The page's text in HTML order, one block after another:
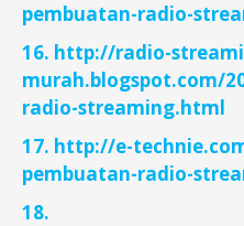
pembuatan-radio-
16. http://radio-
murah.blogspot.com/
radio-streaming.html
17. http://e-
pembuatan-radio-
18.